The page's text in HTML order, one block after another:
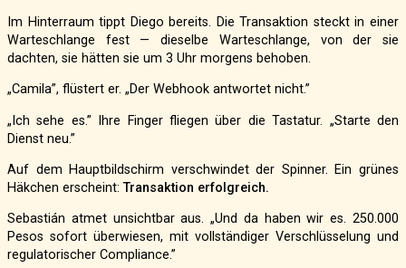
Warteschlange fest — dieselbe Warteschlange, von der sie
dachten, sie hätten sie um 3 Uhr morgens behoben.
„Camila”, flüstert er. „Der Webhook antwortet nicht.”
„Ich sehe es.” Ihre Finger fliegen über die Tastatur. „Starte den
Dienst neu.”
Auf dem Hauptbildschirm verschwindet der Spinner. Ein grünes
Häkchen erscheint:Transaktion erfolgreich.
Sebastián atmet unsichtbar aus. „Und da haben wir es. 250.000
Pesos sofort überwiesen, mit vollständiger Verschlüsselung und
regulatorischer Compliance.”